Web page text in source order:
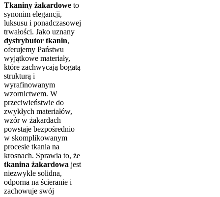
Tkaniny żakardowe to
synonim elegancji,
luksusu i ponadczasowej
trwałości. Jako uznany
dystrybutor tkanin,
oferujemy Państwu
wyjątkowe materiały,
które zachwycają bogatą
strukturą i
wyrafinowanym
wzornictwem. W
przeciwieństwie do
zwykłych materiałów,
wzór w żakardach
powstaje bezpośrednio
w skomplikowanym
procesie tkania na
krosnach. Sprawia to, że
tkanina żakardowa jest
niezwykle solidna,
odporna na ścieranie i
zachowuje swój